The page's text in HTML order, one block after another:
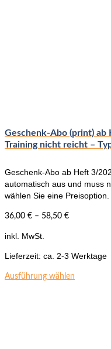
Geschenk-Abo (print) ab
Training nicht reicht –
Geschenk-Abo ab Heft 3/
automatisch aus und muss
wählen Sie eine Preisoption.
36,00 € – 58,50 €
inkl. MwSt.
Lieferzeit: ca. 2-3 Werktage
Ausführung wählen